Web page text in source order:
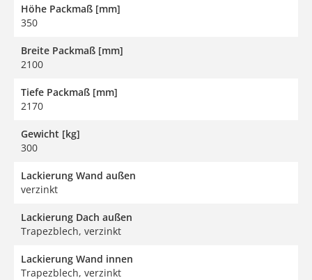
Höhe Packmaß [mm]
350
Breite Packmaß [mm]
2100
Tiefe Packmaß [mm]
2170
Gewicht [kg]
300
Lackierung Wand außen
verzinkt
Lackierung Dach außen
Trapezblech, verzinkt
Lackierung Wand innen
Trapezblech, verzinkt